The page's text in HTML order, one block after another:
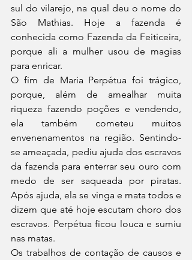
sul do vilarejo, na qual deu o nome do
São Mathias. Hoje a fazenda é
conhecida como Fazenda da Feiticeira,
porque ali a mulher usou de magias
para enricar.
O fim de Maria Perpétua foi trágico,
porque, além de amealhar muita
riqueza fazendo poções e vendendo,
ela também cometeu muitos
envenenamentos na região. Sentindo-
se ameaçada, pediu ajuda dos escravos
da fazenda para enterrar seu ouro com
medo de ser saqueada por piratas.
Após ajuda, ela se vinga e mata todos e
dizem que até hoje escutam choro dos
escravos. Perpétua ficou louca e sumiu
nas matas.
Os trabalhos de contação de causos e